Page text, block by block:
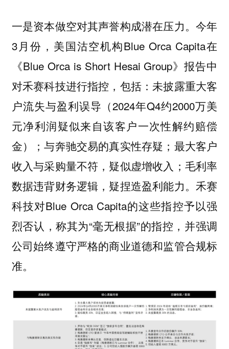
一是资本做空对其声誉构成潜在压力。今年
3月份，美国沽空机构Blue Orca Capita在
《Blue Orca is Short Hesai Group》报告中
对禾赛科技进行指控，包括：未披露重大客
户流失与盈利误导（2024年Q4约2000万美
元净利润疑似来自该客户一次性解约赔偿
金）；与奔驰交易的真实性存疑；最大客户
收入与采购量不符，疑似虚增收入；毛利率
数据违背财务逻辑，疑捏造盈利能力。禾赛
科技对Blue Orca Capita的这些指控予以强
烈否认，称其为“毫无根据”的指控，并强调
公司始终遵守严格的商业道德和监管合规标
准。